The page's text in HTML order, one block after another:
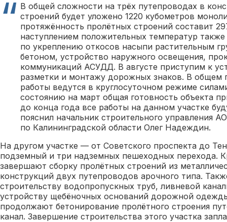
В общей сложности на трёх путепроводах в
строений будет уложено 1220 кубометров
протяжённость пролётных строений составит
наступлением положительных температур
по укреплению откосов насыпи растительным
бетоном, устройство наружного освещения,
коммуникаций АСУДД. В августе приступим к
разметки и монтажу дорожных знаков. В общем
работы ведутся в круглосуточном режиме
состоянию на март общая готовность объекта
до конца года все работы на данном участке
пояснил начальник строительного управления
по Калининградской области Олег Надеждин.
На другом участке — от Советского проспекта до
подземный и три надземных пешеходных перехода.
завершают сборку пролётных строений из
конструкций двух путепроводов арочного типа.
строительству водопропускных труб, ливневой
устройству щебёночных оснований дорожной
продолжают бетонирование пролётного строения
канал. Завершение строительства этого участка